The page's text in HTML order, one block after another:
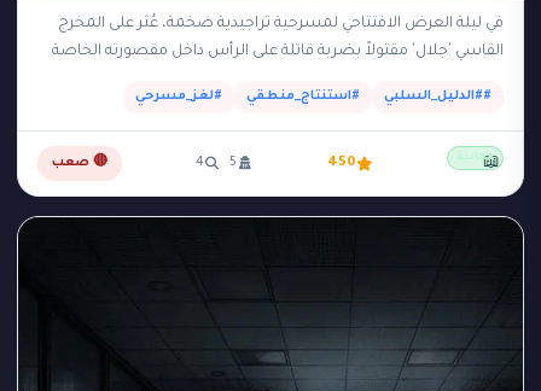
في ليلة العرض الافتتاحي لمسرحية تراجيدية ضخمة، عُثر على المخرج
القاسي 'جلال' مقتولاً بضربة قاتلة على الرأس داخل مقصورته الخاصة
##الدليل_السلبي #استنتاج_منطقي #لغز_مسرحي
مجانية 450
5
4 🔴 صعب 📖